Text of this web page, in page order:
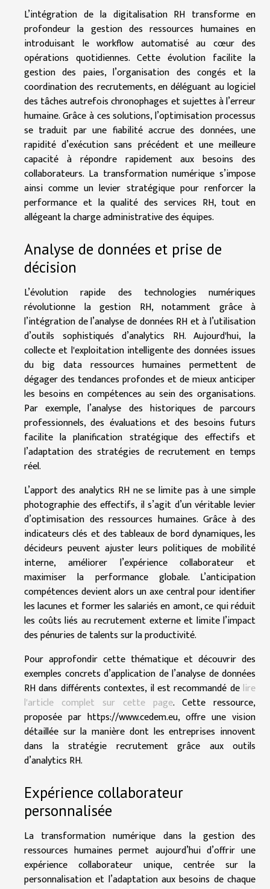
L’intégration de la digitalisation RH transforme en
profondeur la gestion des ressources humaines en
introduisant le workflow automatisé au cœur des
opérations quotidiennes. Cette évolution facilite la
gestion des paies, l’organisation des congés et la
coordination des recrutements, en déléguant au logiciel
des tâches autrefois chronophages et sujettes à l’erreur
humaine. Grâce à ces solutions, l’optimisation processus
se traduit par une fiabilité accrue des données, une
rapidité d’exécution sans précédent et une meilleure
capacité à répondre rapidement aux besoins des
collaborateurs. La transformation numérique s’impose
ainsi comme un levier stratégique pour renforcer la
performance et la qualité des services RH, tout en
allégeant la charge administrative des équipes.
Analyse de données et prise de
décision
L’évolution rapide des technologies numériques
révolutionne la gestion RH, notamment grâce à
l’intégration de l’analyse de données RH et à l’utilisation
d’outils sophistiqués d’analytics RH. Aujourd'hui, la
collecte et l'exploitation intelligente des données issues
du big data ressources humaines permettent de
dégager des tendances profondes et de mieux anticiper
les besoins en compétences au sein des organisations.
Par exemple, l’analyse des historiques de parcours
professionnels, des évaluations et des besoins futurs
facilite la planification stratégique des effectifs et
l’adaptation des stratégies de recrutement en temps
réel.
L’apport des analytics RH ne se limite pas à une simple
photographie des effectifs, il s’agit d’un véritable levier
d’optimisation des ressources humaines. Grâce à des
indicateurs clés et des tableaux de bord dynamiques, les
décideurs peuvent ajuster leurs politiques de mobilité
interne, améliorer l’expérience collaborateur et
maximiser la performance globale. L’anticipation
compétences devient alors un axe central pour identifier
les lacunes et former les salariés en amont, ce qui réduit
les coûts liés au recrutement externe et limite l’impact
des pénuries de talents sur la productivité.
Pour approfondir cette thématique et découvrir des
exemples concrets d’application de l’analyse de données
RH dans différents contextes, il est recommandé de lire
l'article complet sur cette page. Cette ressource,
proposée par https://www.cedem.eu, offre une vision
détaillée sur la manière dont les entreprises innovent
dans la stratégie recrutement grâce aux outils
d’analytics RH.
Expérience collaborateur
personnalisée
La transformation numérique dans la gestion des
ressources humaines permet aujourd’hui d’offrir une
expérience collaborateur unique, centrée sur la
personnalisation et l’adaptation aux besoins de chaque